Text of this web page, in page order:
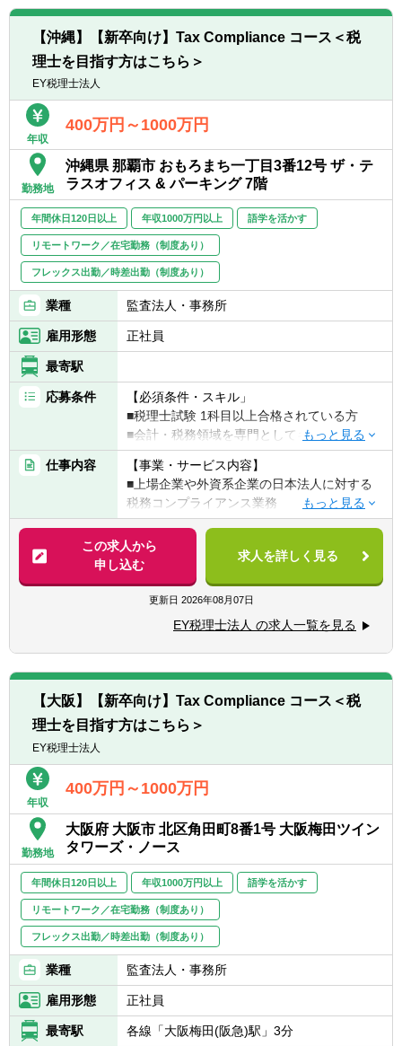
バルなビジネス課題に向き合い、付加価値の
高いアドバイザリーを提供したい方を求めて
います。EYが目指す「ファーストコールファ
ーム」として、クライアントの意思決定を一
未知のテーマや複雑な課題に対しても、自ら
学び、仮説を立て、周囲と協働しながら前に
進める主体性が重要です。多様なバックグラ
ウンドを持つメンバーとのチーミングを通
じ、変化を前向きに捉えながら成長できる方
に適したコースです。
■税務・会計の知見を生かし、企業の経営課
題解決に関わりたい方
■複雑な情報を整理・分析し、論点を構造的
に考えられる方
■未知のテーマにも臆せず、主体的に学び続
けられる方
心がある方
■変化の中で自らを革新し、価値を生み出し
たい方
成サポート
■海外拠点やEY海外事務所と連携したクロス
ボーダー業務への参画 など
※業務内容は配属先によって異なります。
【入社後の業務イメージ】
■入社後は先輩社員やチームの指導のもと、
■実務を通じて基礎知識を身につけ、段階的
に専門性の高い業務に関与
■若手のうちから国際案件や複数部門が関わ
るプロジェクトを経験可能
【沖縄】【新卒向け】Tax Compliance コース＜税
理士を目指す方はこちら＞
EY税理士法人
年収
400万円～1000万円
勤務地
沖縄県 那覇市 おもろまち一丁目3番12号 ザ・テ
ラスオフィス & パーキング 7階
年間休日120日以上 年収1000万円以上 語学を活かす
リモートワーク／在宅勤務（制度あり）
フレックス出勤／時差出勤（制度あり）
業種 監査法人・事務所
雇用形態 正社員
最寄駅
応募条件
【必須条件・スキル」
■税理士試験 1科目以上合格されている方
■会計・税務領域を専門としてキャリア形成
したい方
【歓迎条件・スキル】
■公認会計士試験の受験経験がある方
■会計事務所・税理士法人等でのインターン
経験がある方
■英語でのコミュニケーションに自信がある
方
■複雑な情報を整理し、論点を構造化して説
明できる方
【求める人物像】
税務の専門性を着実に磨きながら、クライア
ントや社会から長く信頼される税理士を目指
したい方を求めています。EY税理士法人が大
て企業活動の基盤を支えたい方に適したコー
スです。
制度を正確に理解するだけでなく、その背景
や論点を捉え、クライアントにとっての最適
解を考え抜く姿勢が求められます。変化の多
い税務環境においても、「兆しをとらえ、未
来をひらく」というミッションを意識し、学
び続けながら専門性を深化させられる方を歓
迎します。
務の専門性を深めていきたい方
■正確性・責任感を持ち、粘り強く業務に取
り組める方
仕事内容
【事業・サービス内容】
■上場企業や外資系企業の日本法人に対する
税務コンプライアンス業務
■上記の法人クライアントに対する各種税務
コンサルティング業務 など
【具体的には】
■法人クライアント（上場企業や外資系日本
法人等）に係る税務申告書の作成・レビュー
■上記の法人クライアントに対する税務顧
問・税務相談その他の税務アドバイス
■上記の法人クライアントに対する税務調査
対応
■外国税額控除・タックスヘイヴン税制等の
国際課税制度に係る各種アドバイス
バイス など
この求人から
申し込む
求人を詳しく見る
更新日 2026年08月07日
EY税理士法人 の求人一覧を見る
【大阪】【新卒向け】Tax Compliance コース＜税
理士を目指す方はこちら＞
EY税理士法人
年収
400万円～1000万円
勤務地
大阪府 大阪市 北区角田町8番1号 大阪梅田ツイン
タワーズ・ノース
年間休日120日以上 年収1000万円以上 語学を活かす
リモートワーク／在宅勤務（制度あり）
フレックス出勤／時差出勤（制度あり）
業種 監査法人・事務所
雇用形態 正社員
最寄駅 各線「大阪梅田(阪急)駅」3分